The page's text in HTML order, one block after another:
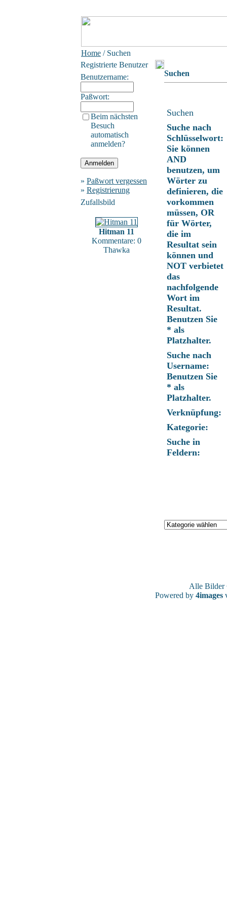
Home / Suchen
Registrierte Benutzer
Benutzername:
Paßwort:
Beim nächsten
Besuch
automatisch
anmelden?
» Paßwort vergessen
» Registrierung
Zufallsbild
Hitman 11
Kommentare: 0
Thawka
Suchen
Suchen
Suche nach
Schlüsselwort:
Sie können
AND
benutzen, um
Wörter zu
definieren, die
vorkommen
müssen, OR
für Wörter,
die im
Resultat sein
können und
NOT verbietet
das
nachfolgende
Wort im
Resultat.
Benutzen Sie
* als
Platzhalter.
Suche nach
Username:
Benutzen Sie
* als
Platzhalter.
Verknüpfung:
Kategorie:
Suche in
Feldern:
Alle
Powered by 4images